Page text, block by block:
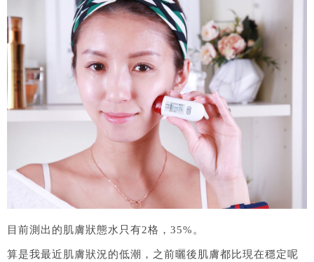
目前測出的肌膚狀態水只有2格，35%。
算是我最近肌膚狀況的低潮，之前曬後肌膚都比現在穩定呢